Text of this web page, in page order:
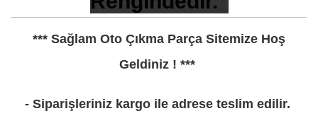
*** Sağlam Oto Çıkma Parça Sitemize Hoş
Geldiniz ! ***
- Siparişleriniz kargo ile adrese teslim edilir.